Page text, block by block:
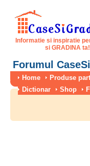
Informatie si inspiratie
si GRADINA ta!
Forumul
Home Produse
Dictionar
Shop